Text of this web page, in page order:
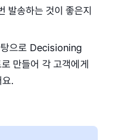
발송하는 것이 좋은지
탕으로 Decisioning
만들어 각 고객에게
.